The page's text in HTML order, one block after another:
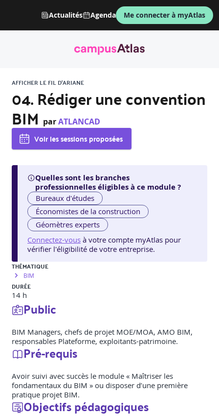
Actualités Agenda Me connecter à myAtlas
AFFICHER LE FIL D'ARIANE
04. Rédiger une convention
BIM parATLANCAD
Voir les sessions proposées
Quelles sont les branches
professionnelles éligibles à ce module ?
Bureaux d'études
Économistes de la construction
Géomètres experts
Connectez-vous à votre compte myAtlas pour
vérifier l'éligibilité de votre entreprise.
THÉMATIQUE
BIM
DURÉE
14 h
Public
BIM Managers, chefs de projet MOE/MOA, AMO BIM,
responsables Plateforme, exploitants-patrimoine.
Pré-requis
Avoir suivi avec succès le module « Maîtriser les
fondamentaux du BIM » ou disposer d’une première
pratique projet BIM.
Objectifs pédagogiques